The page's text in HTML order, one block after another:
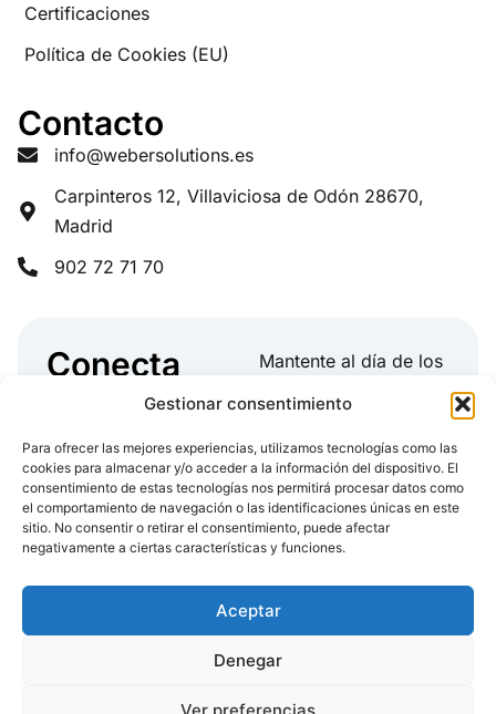
Gestionar consentimiento
Para ofrecer las mejores experiencias, utilizamos tecnologías como las
cookies para almacenar y/o acceder a la información del dispositivo. El
consentimiento de estas tecnologías nos permitirá procesar datos como
el comportamiento de navegación o las identificaciones únicas en este
sitio. No consentir o retirar el consentimiento, puede afectar
negativamente a ciertas características y funciones.
Aceptar
Denegar
Ver preferencias
Certificaciones
Política de Cookies (EU)
Contacto
info@webersolutions.es
Carpinteros 12, Villaviciosa de Odón 28670,
Madrid
902 72 71 70
Conecta
con Weber
Mantente al día de los
actualizaciones
de producto y más